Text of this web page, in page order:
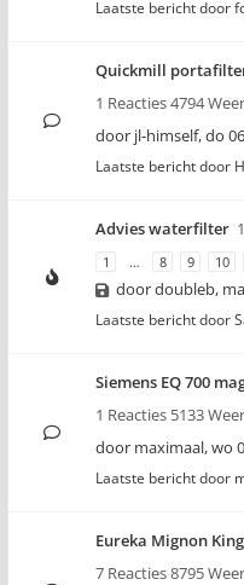
Laatste bericht door
Quickmill
1 Reacties 4794
door jl-himself,do
Laatste bericht door
Advies waterfilter
1 … 8 9 10
doordoubleb,
Laatste bericht door
Siemens EQ 700
1 Reacties 5133
door maximaal,wo
Laatste bericht door
Eureka Mignon
7 Reacties 8795